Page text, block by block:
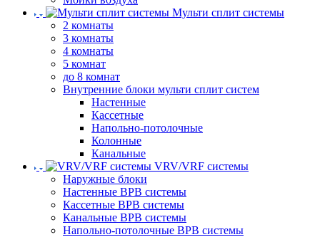
Мульти сплит системы
2 комнаты
3 комнаты
4 комнаты
5 комнат
до 8 комнат
Внутренние блоки мульти сплит систем
Настенные
Кассетные
Напольно-потолочные
Колонные
Канальные
VRV/VRF системы
Наружные блоки
Настенные ВРВ системы
Кассетные ВРВ системы
Канальные ВРВ системы
Напольно-потолочные ВРВ системы